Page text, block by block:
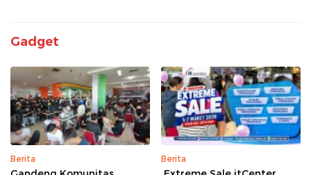
Gadget
Berita Berita